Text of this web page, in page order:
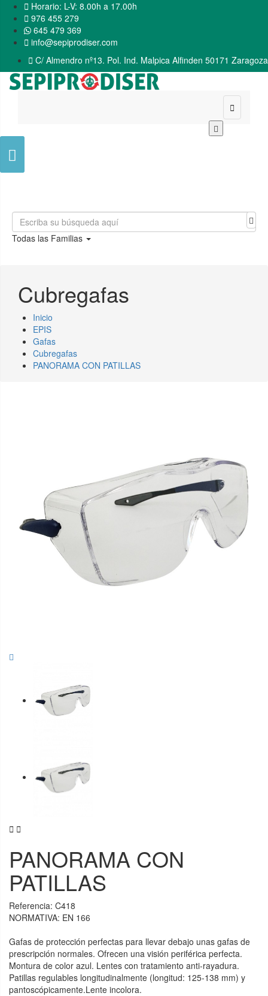
 Horario: L-V: 8.00h a 17.00h
 976 455 279
645 479 369
 info@sepiprodiser.com
 C/ Almendro nº13. Pol. Ind. Malpica Alfinden 50171 Zaragoza


Todas las Familias
Cubregafas
Inicio
EPIS
Gafas
Cubregafas
PANORAMA CON PATILLAS
 
PANORAMA CON
PATILLAS
Referencia: C418
NORMATIVA: EN 166
Gafas de protección perfectas para llevar debajo unas gafas de
prescripción normales. Ofrecen una visión periférica perfecta.
Montura de color azul. Lentes con tratamiento anti-rayadura.
Patillas regulables longitudinalmente (longitud: 125-138 mm) y
pantoscópicamente.Lente incolora.